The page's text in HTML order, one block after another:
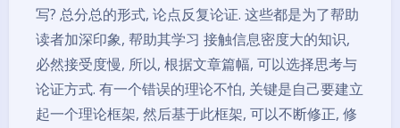
写? 总分总的形式, 论点反复论证. 这些都是为了帮助
读者加深印象, 帮助其学习 接触信息密度大的知识,
必然接受度慢, 所以, 根据文章篇幅, 可以选择思考与
论证方式. 有一个错误的理论不怕, 关键是自己要建立
起一个理论框架, 然后基于此框架, 可以不断修正, 修